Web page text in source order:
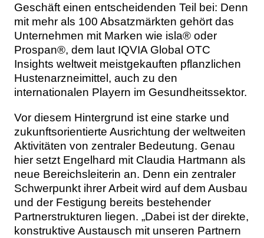
Geschäft einen entscheidenden Teil bei: Denn
mit mehr als 100 Absatzmärkten gehört das
Unternehmen mit Marken wie isla® oder
Prospan®, dem laut IQVIA Global OTC
Insights weltweit meistgekauften pflanzlichen
Hustenarzneimittel, auch zu den
internationalen Playern im Gesundheitssektor.
Vor diesem Hintergrund ist eine starke und
zukunftsorientierte Ausrichtung der weltweiten
Aktivitäten von zentraler Bedeutung. Genau
hier setzt Engelhard mit Claudia Hartmann als
neue Bereichsleiterin an. Denn ein zentraler
Schwerpunkt ihrer Arbeit wird auf dem Ausbau
und der Festigung bereits bestehender
Partnerstrukturen liegen. „Dabei ist der direkte,
konstruktive Austausch mit unseren Partnern